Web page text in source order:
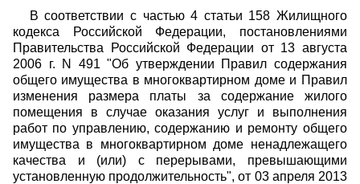
В соответствии с частью 4 статьи 158 Жилищного
кодекса Российской Федерации, постановлениями
Правительства Российской Федерации от 13 августа
2006 г. N 491 "Об утверждении Правил содержания
общего имущества в многоквартирном доме и Правил
изменения размера платы за содержание жилого
помещения в случае оказания услуг и выполнения
работ по управлению, содержанию и ремонту общего
имущества в многоквартирном доме ненадлежащего
качества и (или) с перерывами, превышающими
установленную продолжительность", от 03 апреля 2013